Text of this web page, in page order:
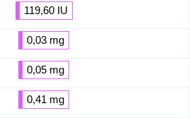
119,60 IU
0,03 mg
0,05 mg
0,41 mg